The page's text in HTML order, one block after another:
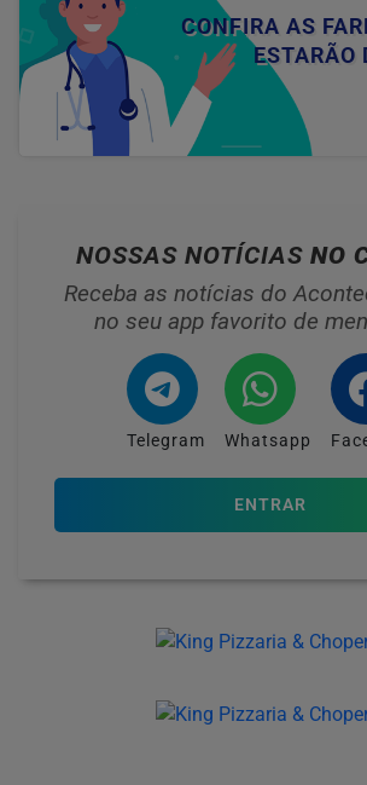
CONFIRA AS
ESTARÃO
NOSSAS NOTÍCIAS NO
Receba as notícias do
no seu app favorito de
Telegram Whatsapp
ENTRAR